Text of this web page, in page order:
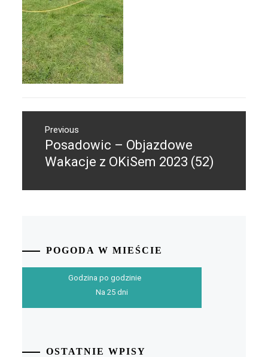
wpisuPrevious
Previous
post:
Posadowic – Objazdowe
Wakacje z OKiSem 2023 (52)
POGODA W MIEŚCIE
Godzina po godzinie
Na 25 dni
OSTATNIE WPISY